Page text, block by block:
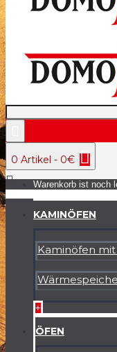
0 Artikel - 0€
Warenkorb ist noch
KAMINÖFEN
Kaminöfen
+
ÖFEN